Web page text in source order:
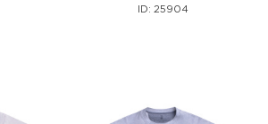
ID: 25904